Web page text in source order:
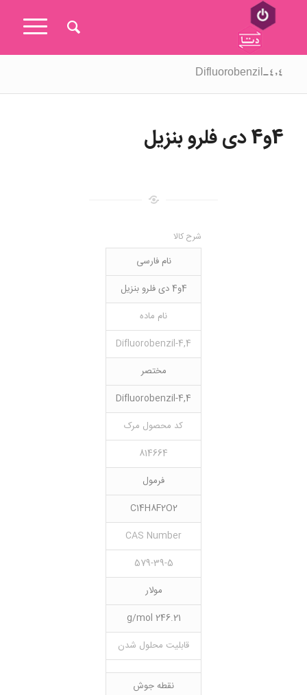
۴,۴-Difluorobenzil
4و4 دی فلرو بنزیل
شرح کالا
نام فارسی
4و4 دی فلرو بنزیل
نام ماده
4,4-Difluorobenzil
مختصر
4,4-Difluorobenzil
کد محصول مرک
814664
فرمول
C14H8F2O2
CAS Number
579-39-5
مولار
246.21 g/mol
قابلیت محلول شدن
نقطه جوش